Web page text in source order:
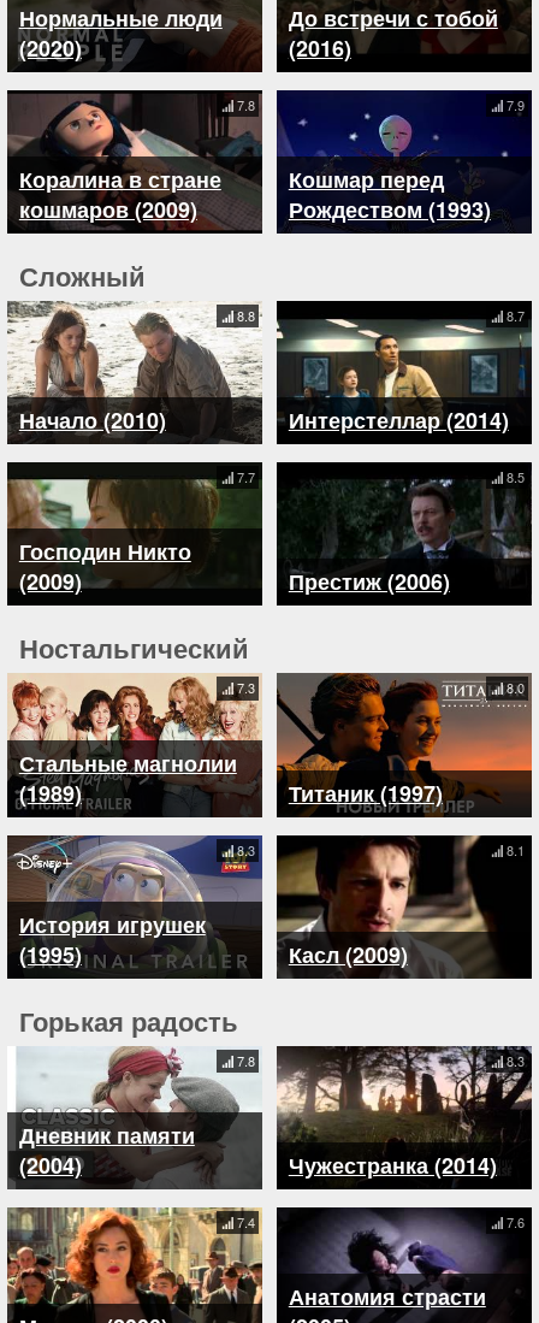
Нормальные люди
(2020)
До встречи с тобой
(2016)
Коралина в стране
кошмаров (2009)
7.8
Кошмар перед
Рождеством (1993)
7.9
Сложный
Начало (2010)
8.8
Интерстеллар (2014)
8.7
Господин Никто
(2009)
7.7
Престиж (2006)
8.5
Ностальгический
Стальные магнолии
(1989)
7.3
Титаник (1997)
8.0
История игрушек
(1995)
8.3
Касл (2009)
8.1
Горькая радость
Дневник памяти
(2004)
7.8
Чужестранка (2014)
8.3
7.4
Анатомия страсти
7.6